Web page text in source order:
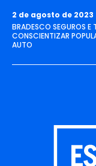
2 de agosto de 2023
BRADESCO SEGUROS E
CONSCIENTIZAR
AUTO